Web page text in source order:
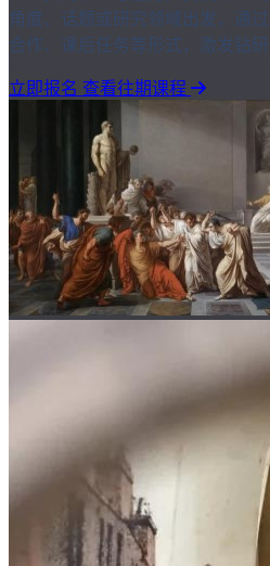
角度、话题或研究领域出发，通
合作、课后任务等形式，激发钻研
立即报名 查看往期课程